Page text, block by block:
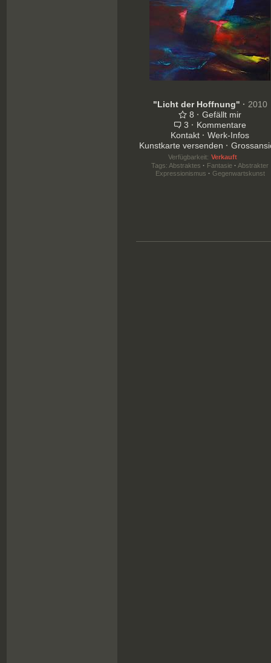
"Licht der Hoffnung" · 2010
8 · Gefällt mir
3 · Kommentare
Kontakt · Werk-Infos
Kunstkarte versenden ·
Verfügbarkeit: Verkauft
Tags:Abstraktes · Fantasie · Abstrakter
Expressionismus · Gegenwartskunst